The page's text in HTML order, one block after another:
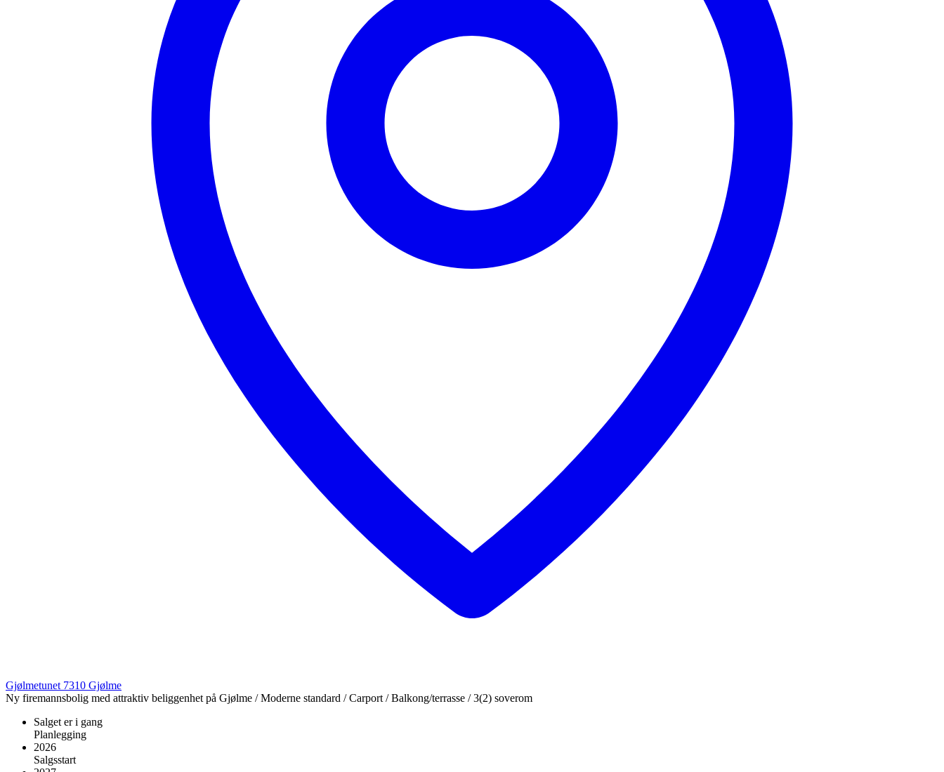
Gjølmetunet 7310 Gjølme
Ny firemannsbolig med attraktiv beliggenhet på Gjølme / Moderne standard / Carport / Balkong/terrasse / 3(2) soverom
Salget er i gang
Planlegging
2026
Salgsstart